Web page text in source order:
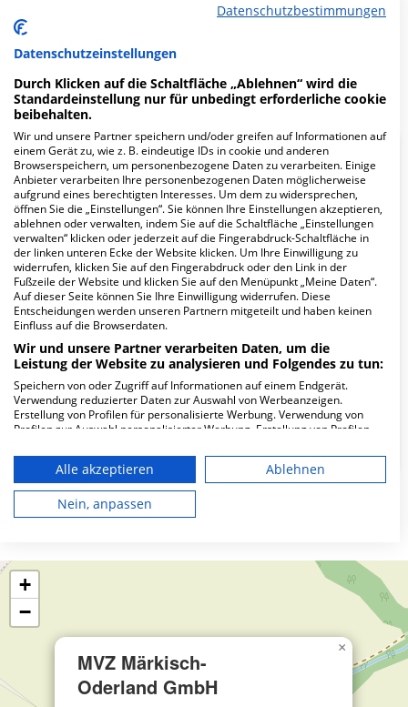
Weg 3 ist ein medizinisches Versorgungszentrum in
Wriezen.
Mehr Informationen
FAQ
Hier ﬁnden Sie häuﬁg gestellte Fragen zu dieser Klinik.
Wie lautet die Adresse von MVZ Märkisch-
Oderland GmbH?
Sonnenburger Weg 3
16269 Wriezen
Wie ist die Telefonnummer von MVZ
Märkisch-Oderland GmbH?
Karte
MVZ Märkisch-
Oderland GmbH
×
+
−
Datenschutzbestimmungen
Datenschutzeinstellungen
Durch Klicken auf die Schaltfläche „Ablehnen“ wird die
Standardeinstellung nur für unbedingt erforderliche cookie
beibehalten.
Wir und unsere Partner speichern und/oder greifen auf Informationen auf
einem Gerät zu, wie z. B. eindeutige IDs in cookie und anderen
Browserspeichern, um personenbezogene Daten zu verarbeiten. Einige
Anbieter verarbeiten Ihre personenbezogenen Daten möglicherweise
aufgrund eines berechtigten Interesses. Um dem zu widersprechen,
öffnen Sie die „Einstellungen“. Sie können Ihre Einstellungen akzeptieren,
ablehnen oder verwalten, indem Sie auf die Schaltfläche „Einstellungen
verwalten“ klicken oder jederzeit auf die Fingerabdruck-Schaltfläche in
der linken unteren Ecke der Website klicken. Um Ihre Einwilligung zu
widerrufen, klicken Sie auf den Fingerabdruck oder den Link in der
Fußzeile der Website und klicken Sie auf den Menüpunkt „Meine Daten“.
Auf dieser Seite können Sie Ihre Einwilligung widerrufen. Diese
Entscheidungen werden unseren Partnern mitgeteilt und haben keinen
Einfluss auf die Browserdaten.
Wir und unsere Partner verarbeiten Daten, um die
Leistung der Website zu analysieren und Folgendes zu tun:
Speichern von oder Zugriff auf Informationen auf einem Endgerät.
Verwendung reduzierter Daten zur Auswahl von Werbeanzeigen.
Erstellung von Profilen für personalisierte Werbung. Verwendung von
Profilen zur Auswahl personalisierter Werbung. Erstellung von Profilen
personalisierter Inhalte. Messung der Werbeleistung. Messung der
Performance von Inhalten. Analyse von Zielgruppen durch Statistiken
oder Kombinationen von Daten aus verschiedenen Quellen. Entwicklung
und Verbesserung der Angebote. Verwendung reduzierter Daten zur
Auswahl von Inhalten.
Ihre Einwilligung und die cookie Richtlinie gelten ausschließlich für diese
Website/App.
Partnerliste anzeigen (1 IAB-Anbieter)
Wir nutzen Ihre Daten für folgende Zwecke:
IAB-Verarbeitungszwecke:
Speichern von oder Zugriff auf
Informationen auf einem Endgerät
Alle akzeptieren
Ablehnen
Nein, anpassen